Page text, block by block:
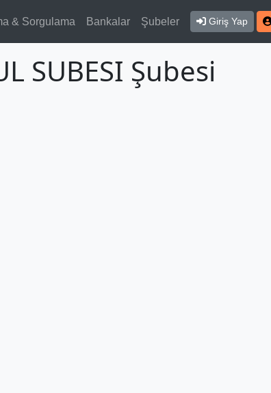
& Sorgulama Bankalar Şubeler Giriş Yap
SUBESI Şubesi